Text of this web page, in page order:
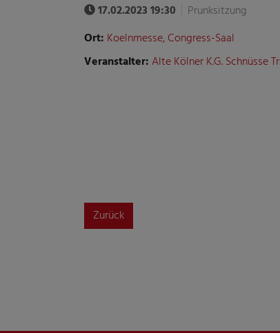
17.02.2023 19:30
Prunksitzung
Ort: Koelnmesse, Congress-Saal
Veranstalter:Alte Kölner K.G. Schnüsse
Zurück